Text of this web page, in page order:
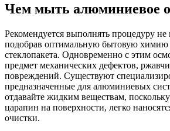
Чем мыть алюминиевое
Рекомендуется выполнять процедуру не
подобрав оптимальную бытовую химию
стеклопакета. Одновременно с этим
предмет механических дефектов,
повреждений. Существуют
предназначенные для алюминиевых
отдавайте жидким веществам,
царапин на поверхности, легко
очистки.